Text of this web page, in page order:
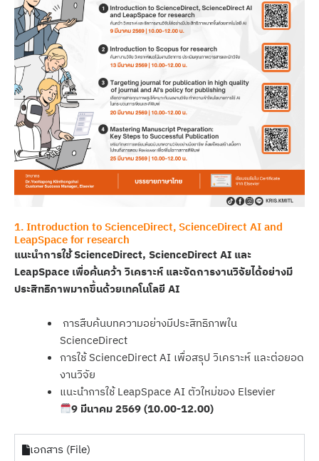
1. Introduction to ScienceDirect, ScienceDirect AI and
LeapSpace for research
แนะนำการใช้ ScienceDirect, ScienceDirect AI และ
LeapSpace เพื่อค้นคว้า วิเคราะห์ และจัดการงานวิจัยได้อย่างมี
ประสิทธิภาพมากขึ้นด้วยเทคโนโลยี AI
การสืบค้นบทความอย่างมีประสิทธิภาพใน
ScienceDirect
การใช้ ScienceDirect AI เพื่อสรุป วิเคราะห์ และต่อยอด
งานวิจัย
แนะนำการใช้ LeapSpace AI ตัวใหม่ของ Elsevier
9 มีนาคม 2569 (10.00-12.00)
เอกสาร (File)